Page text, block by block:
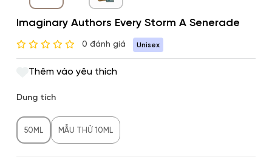
Imaginary Authors Every Storm A Senerade
0 đánh giá Unisex
Thêm vào yêu thích
Dung tích
50ML MẪU THỬ 10ML